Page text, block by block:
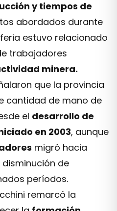
y tiempos de
abordados durante
estuvo relacionado
trabajadores
minera.
que la provincia
cantidad de mano de
el desarrollo de
en 2003, aunque
migró hacia
de
períodos.
remarcó la